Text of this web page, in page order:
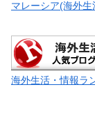
マレーシア(海外
海外生活・情報ラ